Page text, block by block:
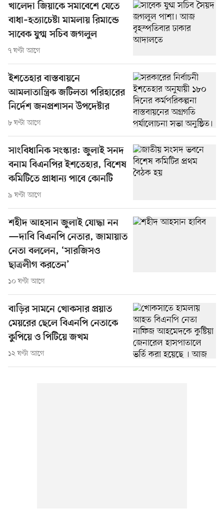
খালেদা জিয়াকে সমাবেশে যেতে
বাধা–হত্যাচেষ্টা মামলায় রিমান্ডে
সাবেক যুগ্ম সচিব জগলুল
৭ ঘণ্টা আগে
ইশতেহার বাস্তবায়নে
আমলাতান্ত্রিক জটিলতা পরিহারের
নির্দেশ জনপ্রশাসন উপদেষ্টার
৮ ঘণ্টা আগে
সাংবিধানিক সংস্কার: জুলাই সনদ
বনাম বিএনপির ইশতেহার, বিশেষ
কমিটিতে প্রাধান্য পাবে কোনটি
৯ ঘণ্টা আগে
শহীদ আহসান জুলাই যোদ্ধা নন
—দাবি বিএনপি নেতার, জামায়াত
নেতা বললেন, ‘সারজিসও
ছাত্রলীগ করতেন’
১০ ঘণ্টা আগে
বাড়ির সামনে খোকসার প্রয়াত
মেয়রের ছেলে বিএনপি নেতাকে
কুপিয়ে ও পিটিয়ে জখম
১২ ঘণ্টা আগে